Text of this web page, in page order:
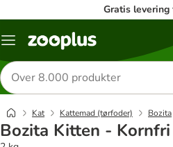
Gratis levering
Menu
Søg
efter
produkter
Kat Kattemad (tørfoder) Bozita
Bozita Kitten - Kornfri